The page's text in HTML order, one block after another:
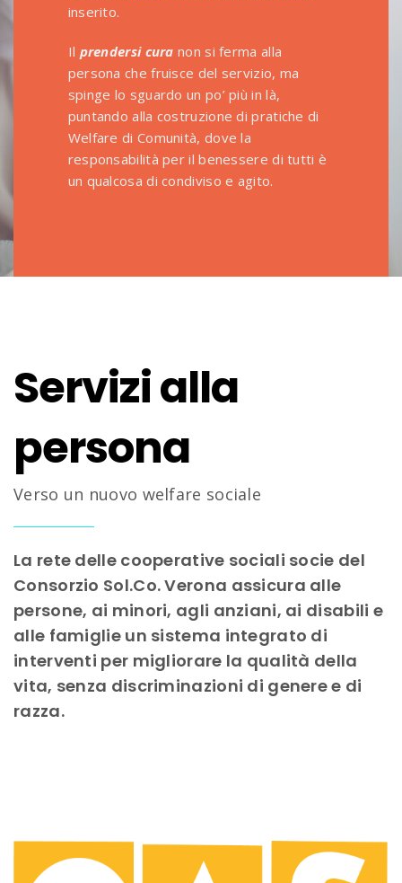
inserito.
Il prendersi cura non si ferma alla
persona che fruisce del servizio, ma
spinge lo sguardo un po’ più in là,
puntando alla costruzione di pratiche di
Welfare di Comunità, dove la
responsabilità per il benessere di tutti è
un qualcosa di condiviso e agito.
Servizi alla
persona
Verso un nuovo welfare sociale
La rete delle cooperative sociali socie del
Consorzio Sol.Co. Verona assicura alle
persone, ai minori, agli anziani, ai disabili e
alle famiglie un sistema integrato di
interventi per migliorare la qualità della
vita, senza discriminazioni di genere e di
razza.